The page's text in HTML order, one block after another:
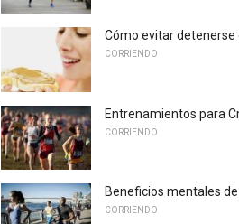
Cómo evitar
CORRIENDO
Entrenamientos para
CORRIENDO
Beneficios mentales
CORRIENDO